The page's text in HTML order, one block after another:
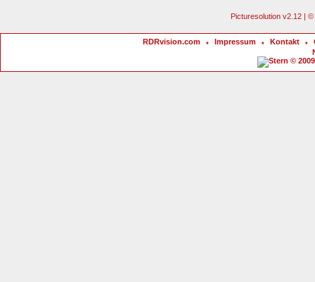
Picturesolution v2.12 |
RDRvision.com * Impressum * Kontakt *
©